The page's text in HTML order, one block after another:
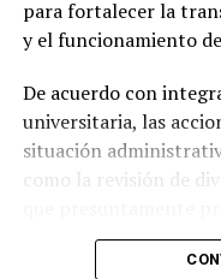
Por último, reconoció
Alvarado, así como a
disposición y
estas importantes
para fortalecer la
y el funcionamiento
De acuerdo con
universitaria, las
situación
como la revisión de
Entre los aspectos